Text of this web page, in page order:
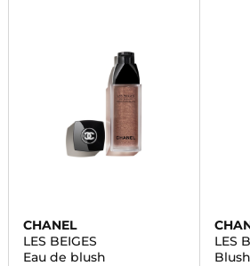
CHANEL
LES BEIGES
Eau de blush
LES